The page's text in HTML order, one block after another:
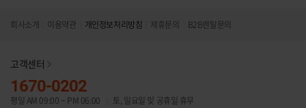
회사소개 이용약관 개인정보처리방침 제휴문의 B2B렌탈문의
고객센터
1670-0202
평일 AM 09:00 ~ PM 06:00 토, 일요일 및 공휴일 휴무